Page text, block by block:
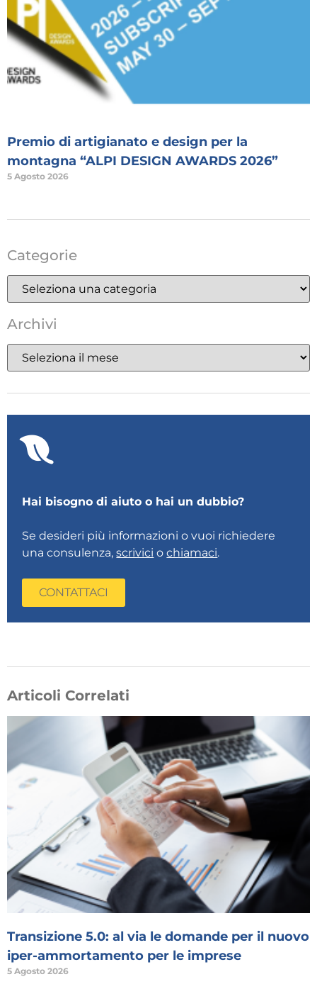
Premio di artigianato e design per la
montagna “ALPI DESIGN AWARDS 2026”
5 Agosto 2026
Categorie
Archivi
Hai bisogno di aiuto o hai un dubbio?
Se desideri più informazioni o vuoi richiedere
una consulenza,scrivici ochiamaci.
CONTATTACI
Articoli Correlati
Transizione 5.0: al via le domande per il nuovo
iper-ammortamento per le imprese
5 Agosto 2026